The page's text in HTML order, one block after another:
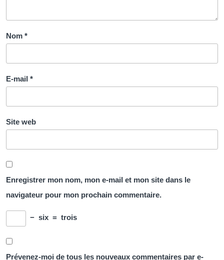
Nom *
E-mail *
Site web
Enregistrer mon nom, mon e-mail et mon site dans le
navigateur pour mon prochain commentaire.
− six = trois
Prévenez-moi de tous les nouveaux commentaires par e-